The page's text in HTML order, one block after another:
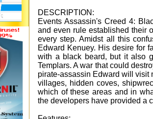
DESCRIPTION:
Events Assassin's Creed 4:
and even rule established their
every step. Amidst all this
Edward Kenuey. His desire for
with a black beard, but it also
Templars. A war that could
pirate-assassin Edward will visit
villages, hidden coves,
which of these areas and in
the developers have provided a